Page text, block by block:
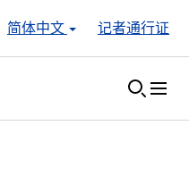
简体中文
记者通行证